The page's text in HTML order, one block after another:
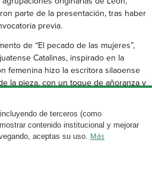
parte de la presentación, tras haber
previa.
de “El pecado de las mujeres”,
Catalinas, inspirado en la
femenina hizo la escritora silaoense
la pieza, con un toque de añoranza y
contrabajista Rodrigo Mata,
“Sonido, movimiento y… la espera”,
que sirvió como preludio a la
Compañía Pirules y “Toqqe”, extracto
a los géneros de la danza
el zapateado del son, el flamenco, el
de terceros (como
contenido institucional y mejorar
aceptas su uso. Más